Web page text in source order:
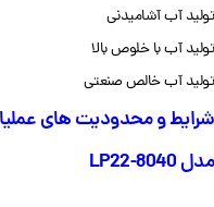
تولید آب آشامیدنی
تولید آب با خلوص بالا
تولید آب خالص صنعتی
مدل LP22-8040